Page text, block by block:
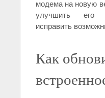
модема на новую
улучшить его
исправить
Как